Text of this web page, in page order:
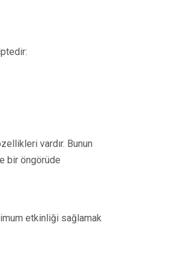
vardır. Bunun
bir öngörüde
etkinliği sağlamak